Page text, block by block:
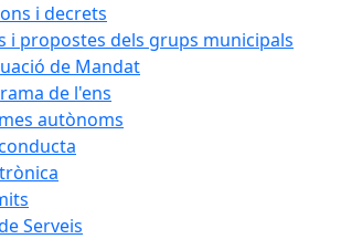
i decrets
i propostes dels grups municipals
de Mandat
de l'ens
autònoms
Serveis